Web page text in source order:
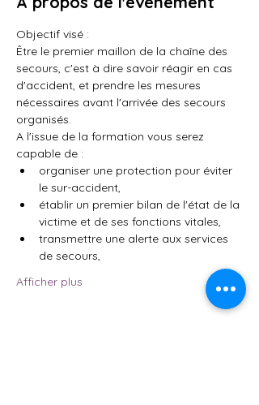
Objectif visé :
Être le premier maillon de la chaîne des
secours, c'est à dire savoir réagir en cas
d'accident, et prendre les mesures
nécessaires avant l'arrivée des secours
organisés.
A l'issue de la formation vous serez
capable de :
organiser une protection pour éviter
le sur-accident,
établir un premier bilan de l'état de la
victime et de ses fonctions vitales,
transmettre une alerte aux services
de secours,
Afficher plus